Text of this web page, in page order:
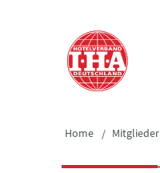
Home Mitglieder